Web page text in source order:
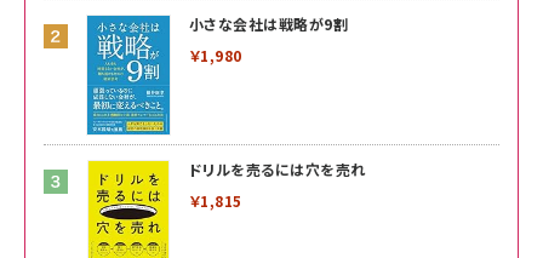
小さな会社は戦略が9割
￥1,980
ドリルを売るには穴を売れ
￥1,815